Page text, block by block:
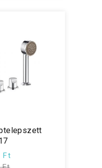
Ft